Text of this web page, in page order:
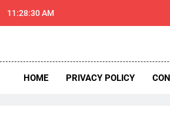
11:28:31 AM
Thar
HOME PRIVACY POLICY